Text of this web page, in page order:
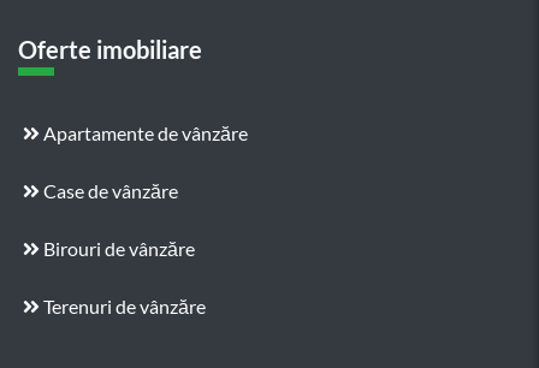
Oferte imobiliare
Apartamente de vânzăre
Case de vânzăre
Birouri de vânzăre
Terenuri de vânzăre